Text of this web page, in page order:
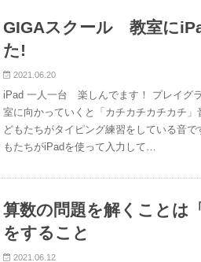
GIGAスクール 教室に
た!
2021.06.20
iPad 一人一台 楽しんでます！ プレイ
室に向かっていくと「カチカチカチカチ
どもたちがタイピング練習をしている音
もたちがiPadを使って入力して…
算数の問題を解くことは
をすること
2021.06.12